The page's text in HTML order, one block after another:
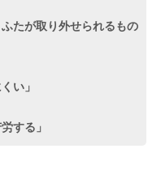
たが取り外せられるもの
い」
する」